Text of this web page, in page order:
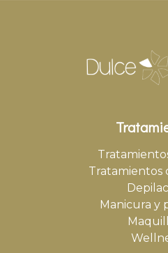
Tratamientos
Manicura y